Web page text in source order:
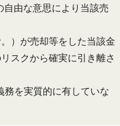
由な意思により当該売
）が売却等をした当該金
スクから確実に引き離さ
を実質的に有していな